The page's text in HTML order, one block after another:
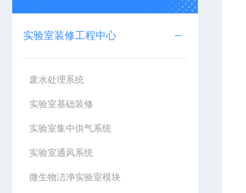
实验室装修工程中心
废水处理系统
实验室基础装修
实验室集中供气系统
实验室通风系统
微生物洁净实验室模块